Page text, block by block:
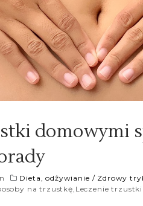
domowymi
Dieta, odżywianie / Zdrowy
na trzustkę Leczenie trzustki